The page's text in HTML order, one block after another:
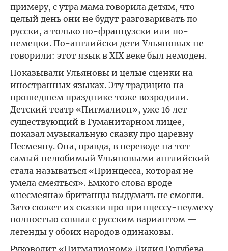
примеру, с утра мама говорила детям, что
целый день они не будут разговаривать по-
русски, а только по-французски или по-
немецки. По-английски дети Ульяновых не
говорили: этот язык в XIX веке был немоден.
Показывали Ульяновы и целые сценки на
иностранных языках. Эту традицию на
прошедшем празднике тоже возродили.
Детский театр «Пигмалион», уже 16 лет
существующий в Гуманитарном лицее,
показал музыкальную сказку про царевну
Несмеяну. Она, правда, в переводе на тот
самый нелюбимый Ульяновыми английский
стала называться «Принцесса, которая не
умела смеяться». Емкого слова вроде
«несмеяна» британцы выдумать не смогли.
Зато сюжет их сказки про принцессу-неумеху
полностью совпал с русским вариантом —
легенды у обоих народов одинаковы.
Руководит «Пигмалионом» Лидия Голубева,